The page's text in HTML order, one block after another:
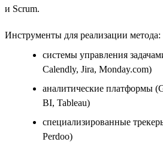
и Scrum.
Инструменты для реализации метода:
системы управления
Calendly, Jira, Monday.com)
аналитические платформы
BI, Tableau)
специализированные
Perdoo)